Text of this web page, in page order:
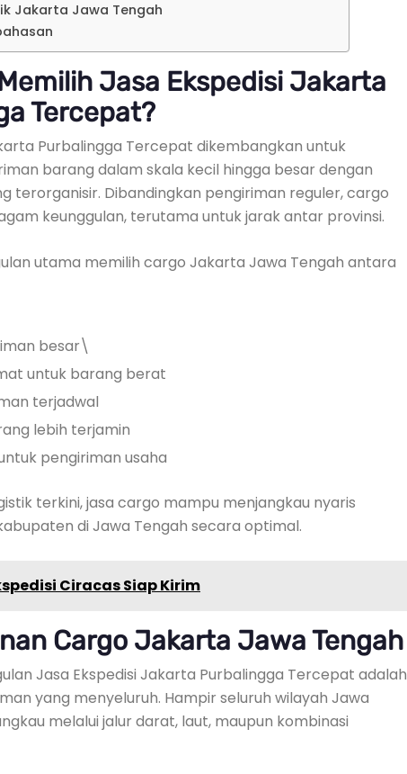
Jakarta Jawa Tengah
Jasa Ekspedisi Jakarta
Tercepat?
Purbalingga Tercepat dikembangkan untuk
barang dalam skala kecil hingga besar dengan
terorganisir. Dibandingkan pengiriman reguler, cargo
keunggulan, terutama untuk jarak antar provinsi.
utama memilih cargo Jakarta Jawa Tengah antara
besar\
untuk barang berat
terjadwal
lebih terjamin
pengiriman usaha
terkini, jasa cargo mampu menjangkau nyaris
di Jawa Tengah secara optimal.
Ciracas Siap Kirim
Cargo Jakarta Jawa Tengah
Jasa Ekspedisi Jakarta Purbalingga Tercepat adalah
yang menyeluruh. Hampir seluruh wilayah Jawa
melalui jalur darat, laut, maupun kombinasi